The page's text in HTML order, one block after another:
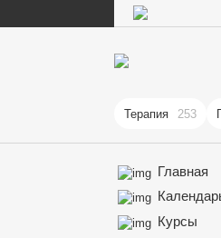
Терапия 253
Главная
Курсы